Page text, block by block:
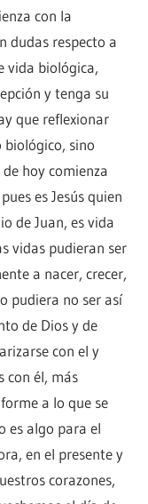
con la
dudas respecto a
vida biológica,
y tenga su
que reflexionar
sino
hoy comienza
es Jesús quien
de Juan, es vida
vidas pudieran ser
a nacer, crecer,
pudiera no ser así
de Dios y de
con el y
con él, más
a lo que se
es algo para el
en el presente y
corazones,